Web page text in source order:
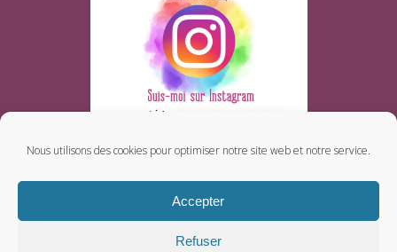
Nous utilisons des cookies pour optimiser notre site web et notre service.
Accepter
Refuser